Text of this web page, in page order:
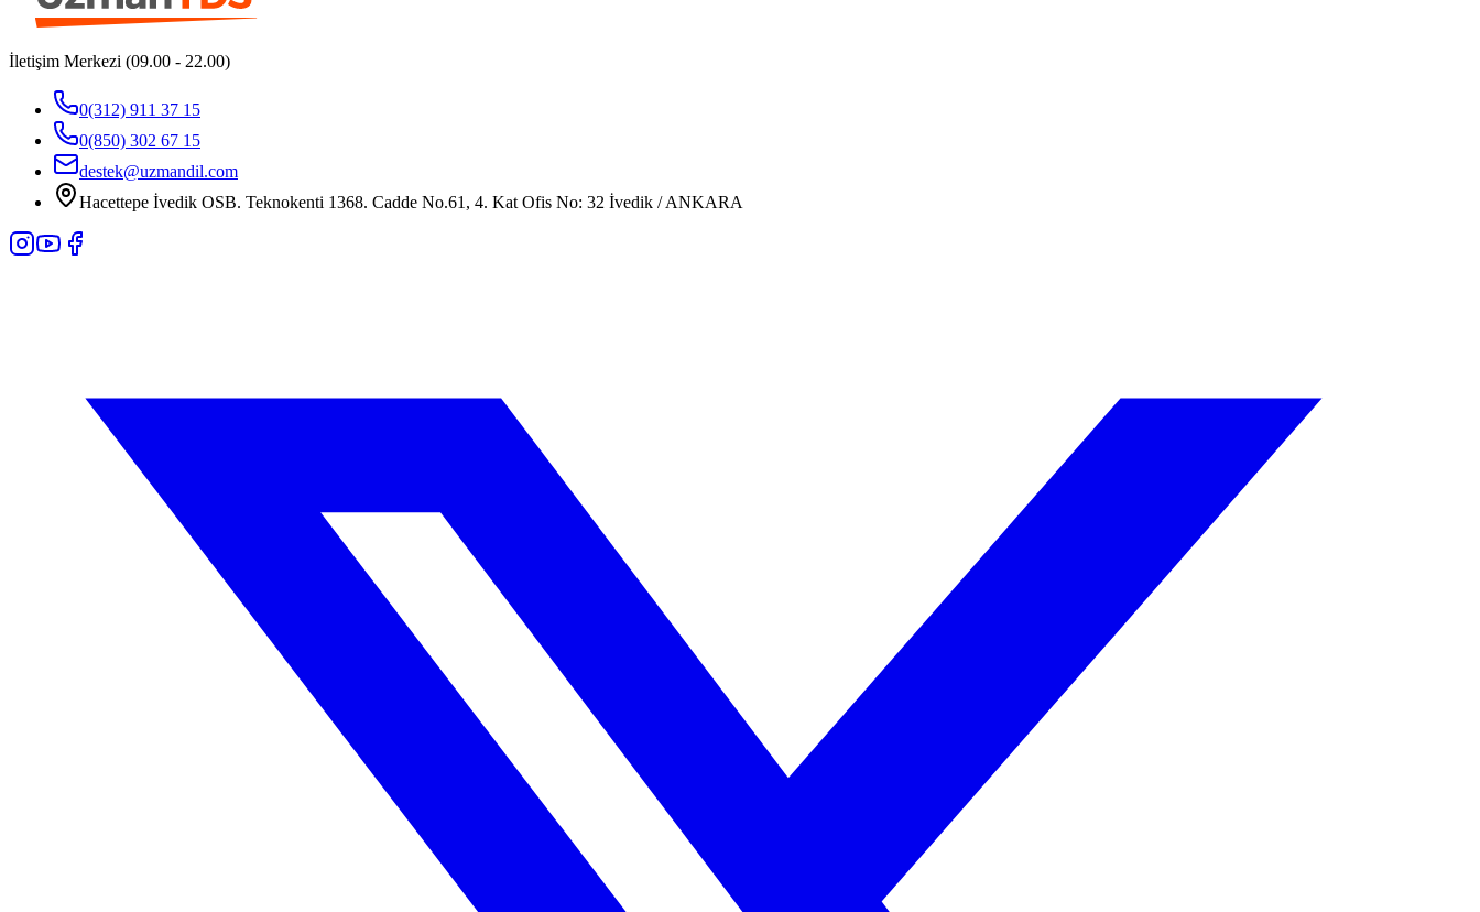
İletişim Merkezi (09.00 - 22.00)
0(312) 911 37 15
0(850) 302 67 15
destek@uzmandil.com
Hacettepe İvedik OSB. Teknokenti 1368. Cadde No.61, 4. Kat Ofis No: 32 İvedik / ANKARA